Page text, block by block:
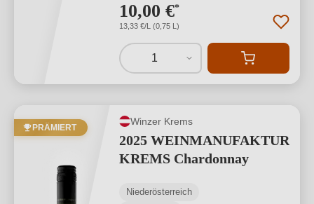
10,00 €*
13,33 €/L (0,75 L)
1
PRÄMIERT
Winzer Krems
2025 WEINMANUFAKTUR
KREMS Chardonnay
Niederösterreich